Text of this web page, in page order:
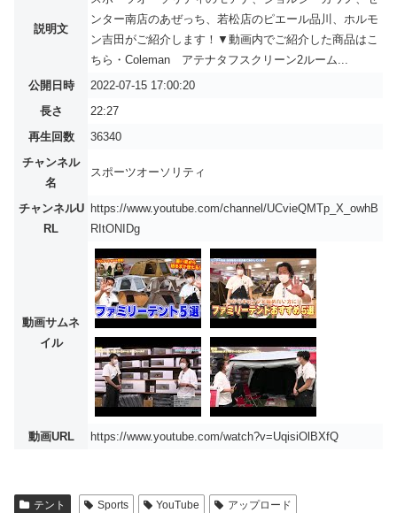
説明文
ンター南店のあぜっち、若松店のピエール品川、ホルモ
ン吉田がご紹介します！▼動画内でご紹介した商品はこ
ちら・Coleman アテナタフスクリーン2ルーム...
公開日時
2022-07-15 17:00:20
長さ
22:27
再生回数
36340
チャンネル
名
スポーツオーソリティ
チャンネルU
RL
https://www.youtube.com/channel/UCvieQMTp_X_owhB
RItONIDg
動画サムネ
イル
動画URL https://www.youtube.com/watch?v=UqisiOlBXfQ
テント Sports YouTube
アップロード